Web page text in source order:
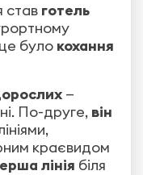
став готель
було кохання
—
По-друге, він
краєвидом
лінія біля